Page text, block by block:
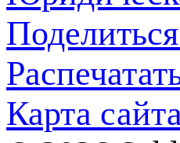
Карта